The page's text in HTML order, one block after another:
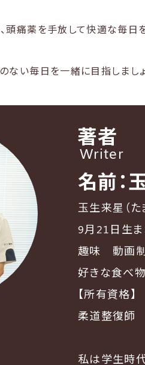
頭痛薬を手放して快適な毎日
い毎日を一緒に目指しましょ
著者
Writer
名前：
玉生来星（た
9月21日生
趣味 動画制
好きな食べ
【所有資格】
柔道整復師
私は学生時代